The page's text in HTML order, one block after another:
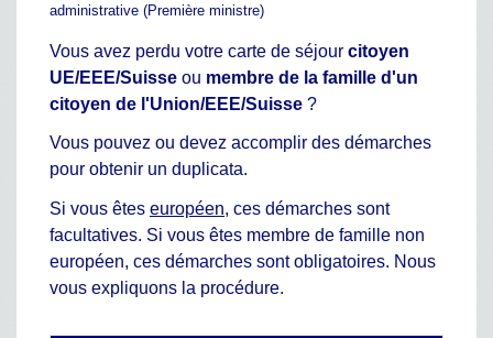
administrative (Première ministre)
Vous avez perdu votre carte de séjour citoyen
UE/EEE/Suisse ou membre de la famille d'un
citoyen de l'Union/EEE/Suisse ?
Vous pouvez ou devez accomplir des démarches
pour obtenir un duplicata.
Si vous êtes européen, ces démarches sont
facultatives. Si vous êtes membre de famille non
européen, ces démarches sont obligatoires. Nous
vous expliquons la procédure.